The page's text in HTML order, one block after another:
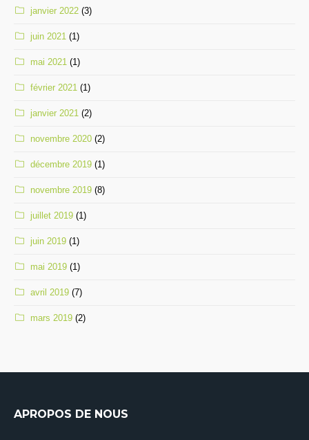
janvier 2022 (3)
juin 2021 (1)
mai 2021 (1)
février 2021 (1)
janvier 2021 (2)
novembre 2020 (2)
décembre 2019 (1)
novembre 2019 (8)
juillet 2019 (1)
juin 2019 (1)
mai 2019 (1)
avril 2019 (7)
mars 2019 (2)
APROPOS DE NOUS